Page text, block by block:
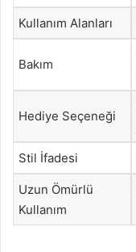
Kullanım Alanları
Bakım
Hediye Seçeneği
Stil İfadesi
Uzun Ömürlü
Kullanım